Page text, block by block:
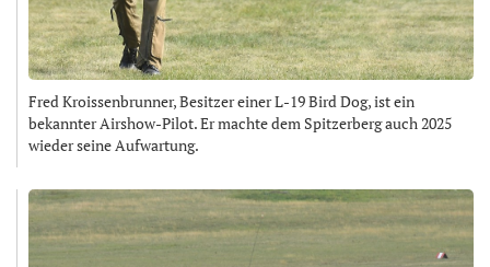
Fred Kroissenbrunner, Besitzer einer L-19 Bird Dog, ist ein
bekannter Airshow-Pilot. Er machte dem Spitzerberg auch 2025
wieder seine Aufwartung.